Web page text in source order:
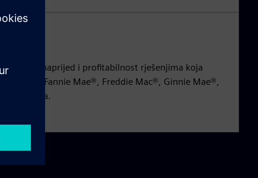
unaprijed i profitabilnost rješenjima koja
od Fannie Mae®, Freddie Mac®, Ginnie Mae®,
toga.